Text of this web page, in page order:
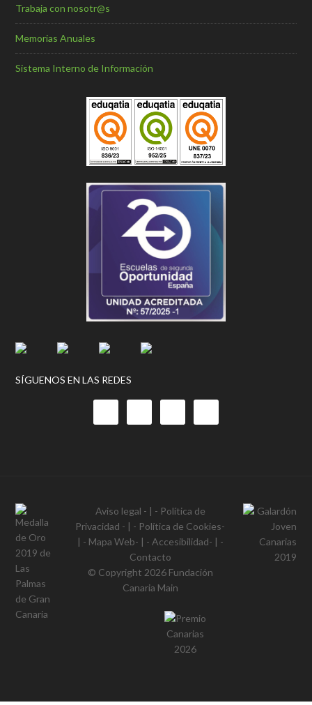
Trabaja con nosotr@s
Memorias Anuales
Sistema Interno de Información
SÍGUENOS EN LAS REDES
Aviso legal - | - Política de
Privacidad - | - Política de Cookies-
| - Mapa Web- | - Accesibilidad- | -
Contacto
© Copyright 2026 Fundación
Canaria Main